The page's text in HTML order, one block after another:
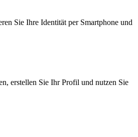
Sie Ihre Identität per Smartphone und
erstellen Sie Ihr Profil und nutzen Sie